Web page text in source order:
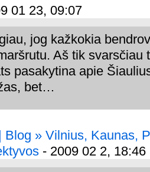
01 23, 09:07
jog kažkokia
Aš tik svarsčiau
pasakytina apie
bet…
Blog » Vilnius, Kaunas,
- 2009 02 2, 18:46